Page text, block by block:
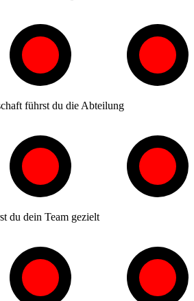
führst du die Abteilung
du dein Team gezielt